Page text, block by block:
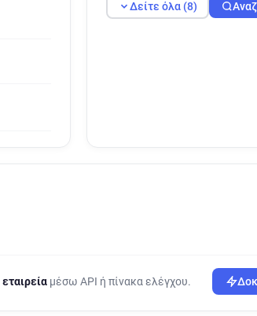
Δείτε όλα (8)
μέσω API ή πίνακα ελέγχου.